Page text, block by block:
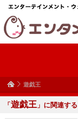
遊戯王
「遊戯王 」に関連する